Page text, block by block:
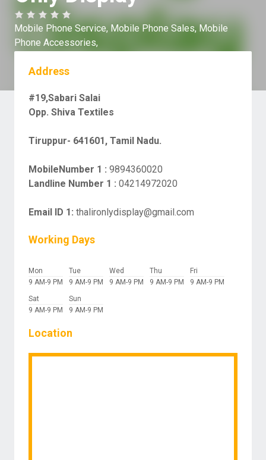
Mobile Phone Service, Mobile Phone Sales,Mobile
Phone Accessories,
Address
#19,Sabari Salai
Opp. Shiva Textiles
Tiruppur- 641601, Tamil Nadu.
MobileNumber 1 : 9894360020
Landline Number 1 : 04214972020
Email ID 1: thalironlydisplay@gmail.com
Working Days
Mon
9 AM-9 PM
Tue
9 AM-9 PM
Wed
9 AM-9 PM
Thu
9 AM-9 PM
Fri
9 AM-9 PM
Sat
9 AM-9 PM
Sun
9 AM-9 PM
Location